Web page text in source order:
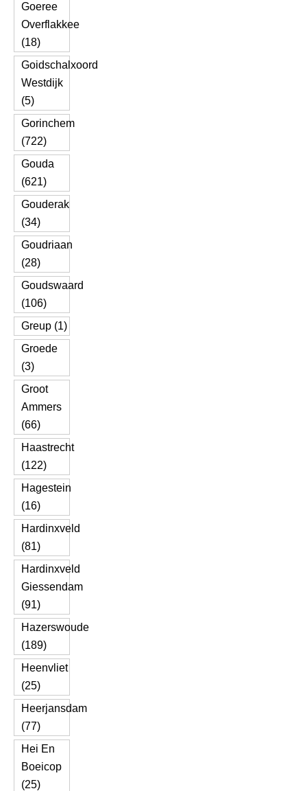
Goeree
Overflakkee
(18)
Goidschalxoord
Westdijk
(5)
Gorinchem
(722)
Gouda
(621)
Gouderak
(34)
Goudriaan
(28)
Goudswaard
(106)
Greup (1)
Groede
(3)
Groot
Ammers
(66)
Haastrecht
(122)
Hagestein
(16)
Hardinxveld
(81)
Hardinxveld
Giessendam
(91)
Hazerswoude
(189)
Heenvliet
(25)
Heerjansdam
(77)
Hei En
Boeicop
(25)